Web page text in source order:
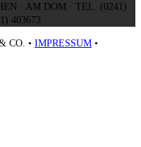
· AM DOM · TEL. (0241)
403673
CO. • IMPRESSUM •